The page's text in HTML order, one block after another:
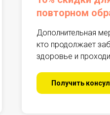
с учётом
работают
лечением одного
ребёнка —
повторном
Дополнительная
кто продолжает
здоровье и
Получить